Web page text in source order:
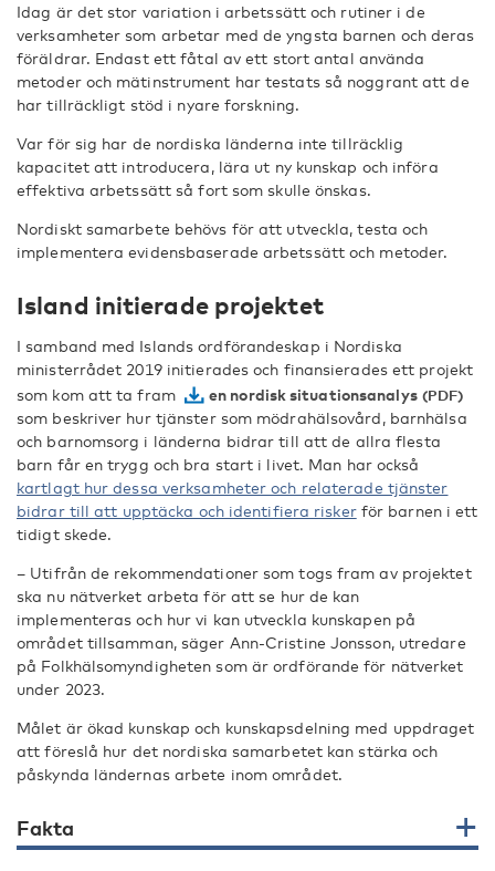
Idag är det stor variation i arbetssätt och rutiner i de
verksamheter som arbetar med de yngsta barnen och deras
föräldrar. Endast ett fåtal av ett stort antal använda
metoder och mätinstrument har testats så noggrant att de
har tillräckligt stöd i nyare forskning.
Var för sig har de nordiska länderna inte tillräcklig
kapacitet att introducera, lära ut ny kunskap och införa
effektiva arbetssätt så fort som skulle önskas.
Nordiskt samarbete behövs för att utveckla, testa och
implementera evidensbaserade arbetssätt och metoder.
Island initierade projektet
I samband med Islands ordförandeskap i Nordiska
ministerrådet 2019 initierades och finansierades ett projekt
som kom att ta fram
en nordisk situationsanalys
som beskriver hur tjänster som mödrahälsovård, barnhälsa
och barnomsorg i länderna bidrar till att de allra flesta
barn får en trygg och bra start i livet. Man har också
kartlagt hur dessa verksamheter och relaterade tjänster
bidrar till att upptäcka och identifiera riskerför barnen i ett
tidigt skede.
– Utifrån de rekommendationer som togs fram av projektet
ska nu nätverket arbeta för att se hur de kan
implementeras och hur vi kan utveckla kunskapen på
området tillsamman, säger Ann-Cristine Jonsson, utredare
på Folkhälsomyndigheten som är ordförande för nätverket
under 2023.
Målet är ökad kunskap och kunskapsdelning med uppdraget
att föreslå hur det nordiska samarbetet kan stärka och
påskynda ländernas arbete inom området.
Fakta